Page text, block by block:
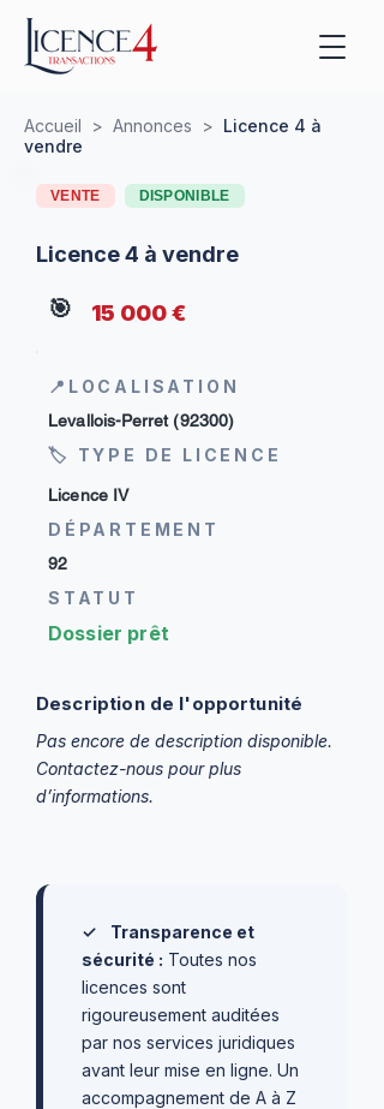
Accueil > Annonces > Licence 4 à
vendre
VENTE DISPONIBLE
Licence 4 à vendre
🎯 15 000 €
📍LOCALISATION
Levallois-Perret (92300)
🏷 TYPE DE LICENCE
Licence IV
DÉPARTEMENT
92
STATUT
Dossier prêt
Description de l'opportunité
Pas encore de description disponible.
Contactez-nous pour plus
d’informations.
✓
Transparence et
sécurité : Toutes nos
licences sont
rigoureusement auditées
par nos services juridiques
avant leur mise en ligne. Un
accompagnement de A à Z